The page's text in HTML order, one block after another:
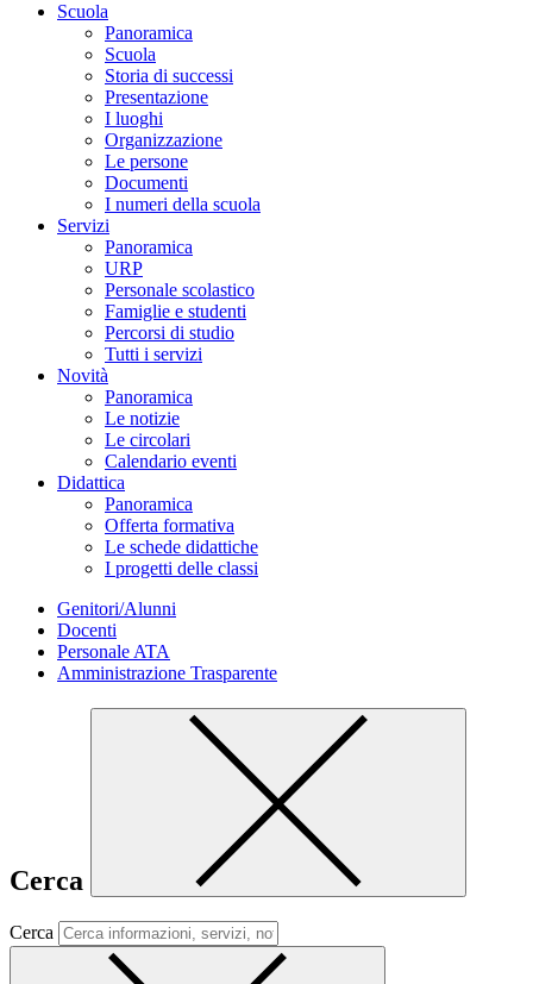
Scuola
Panoramica
Scuola
Storia di successi
Presentazione
I luoghi
Organizzazione
Le persone
Documenti
I numeri della scuola
Servizi
Panoramica
URP
Personale scolastico
Famiglie e studenti
Percorsi di studio
Tutti i servizi
Novità
Panoramica
Le notizie
Le circolari
Calendario eventi
Didattica
Panoramica
Offerta formativa
Le schede didattiche
I progetti delle classi
Genitori/Alunni
Docenti
Personale ATA
Amministrazione Trasparente
Cerca
Cerca